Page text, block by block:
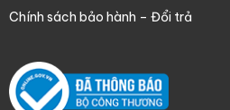
Chính sách bảo hành – Đổi trả